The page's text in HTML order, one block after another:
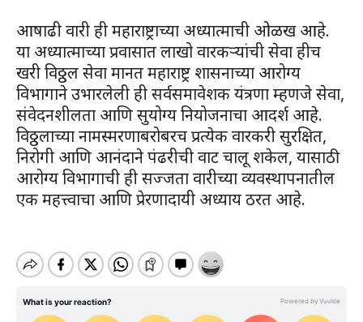
आषाढी वारी ही महाराष्ट्राच्या अध्यात्माची ओळख आहे.
या अध्यात्माच्या प्रवासात लाखो वारकऱ्यांची सेवा हीच
खरी विठ्ठल सेवा मानत महाराष्ट्र शासनाच्या आरोग्य
विभागाने उभारलेली ही सर्वसमावेशक यंत्रणा म्हणजे सेवा,
संवेदनशीलता आणि सुयोग्य नियोजनाचा आदर्श आहे.
विठ्ठलाच्या नामस्मरणाबरोबरच प्रत्येक वारकरी सुरक्षित,
निरोगी आणि आनंदाने पंढरीची वाट चालू शकेल, यासाठी
आरोग्य विभागाची ही सज्जता वारीच्या व्यवस्थापनातील
एक महत्त्वाचा आणि प्रेरणादायी अध्याय ठरत आहे.